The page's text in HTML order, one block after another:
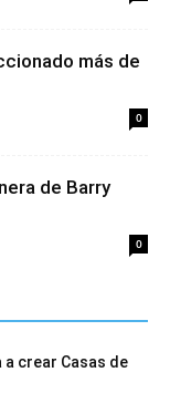
más de
0
de Barry
0
crear Casas de